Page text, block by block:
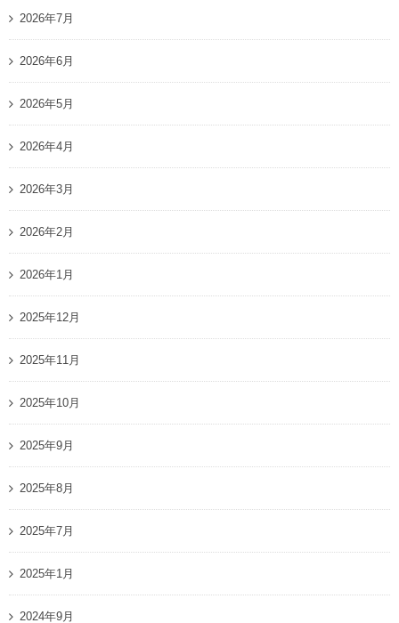
2026年7月
2026年6月
2026年5月
2026年4月
2026年3月
2026年2月
2026年1月
2025年12月
2025年11月
2025年10月
2025年9月
2025年8月
2025年7月
2025年1月
2024年9月